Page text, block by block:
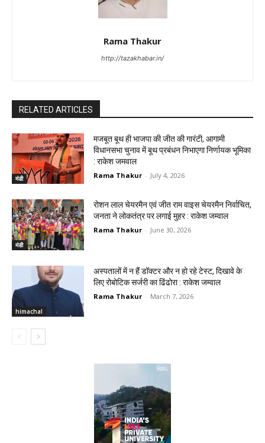
Rama Thakur
http://tazakhabar.in/
RELATED ARTICLES
मंडी
मजबूत बूथ ही भाजपा की जीत की गारंटी, आगामी
विधानसभा चुनाव में बूथ प्रबंधन निभाएगा निर्णायक भूमिका
: राकेश जमवाल
Rama Thakur - July 4, 2026
मंडी
रोशन लाल चेयरमैन एवं जीत राम वाइस चेयरमैन निर्वाचित,
जनता ने लोकतंत्र पर लगाई मुहर : राकेश जम्वाल
Rama Thakur - June 30, 2026
himachal
अस्पतालों में न हैं डॉक्टर और न हो रहे टेस्ट, दिखावे के
लिए रोबोटिक सर्जरी का ढिंढोरा : राकेश जम्वाल‌
Rama Thakur - March 7, 2026